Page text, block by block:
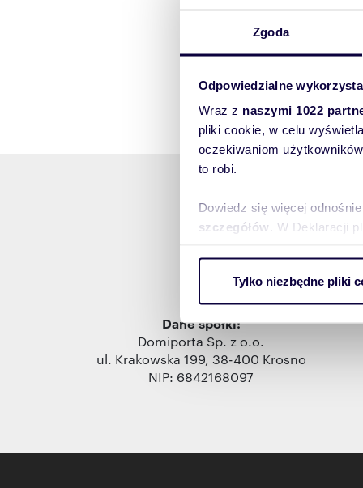
Zgoda
Odpowiedzialne
Wraz z naszymi 1022
pliki cookie, w celu
oczekiwaniom
to robi.
Dowiedz się więcej
szczegółów . W Deklaracji
ruch w naszej witrynie.
reklamowym i
uzyskanymi podczas
Tylko niezbędne pliki
Dzięki naszym
Nieustająco
Domiporta Sp. z
Dane spółki:
Domiporta Sp. z o.o.
ul. Krakowska 199, 38-400 Krosno
NIP: 6842168097